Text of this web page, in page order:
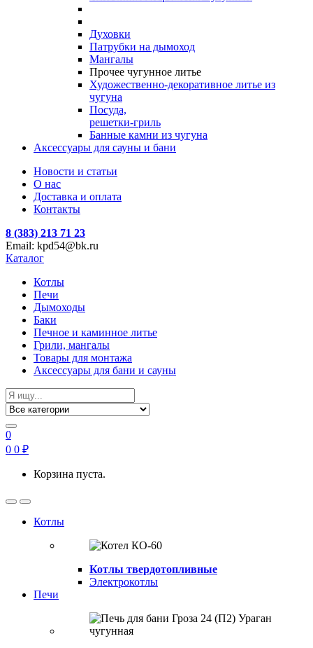
Духовки
Патрубки на дымоход
Мангалы
Прочее чугунное литье
Художественно-декоративное литье из
чугуна
Посуда,
решетки-гриль
Банные камни из чугуна
Аксессуары для сауны и бани
Новости и статьи
О нас
Доставка и оплата
Контакты
8 (383) 213 71 23
Email: kpd54@bk.ru
Каталог
Котлы
Печи
Дымоходы
Баки
Печное и каминное литье
Грили, мангалы
Товары для монтажа
Аксессуары для бани и сауны
Search
for:
0
0 0 ₽
Корзина пуста.
OpenClose
Котлы
Котлы твердотопливные
Электрокотлы
Печи